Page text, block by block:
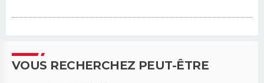
VOUS RECHERCHEZ PEUT-ÊTRE